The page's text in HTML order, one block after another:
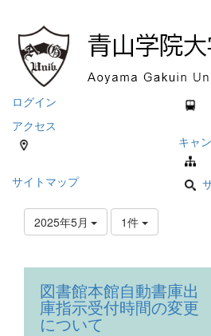
ログイン
アクセス
キャ
サイトマップ
2025年5月 1件
図書館本館自動書庫出
庫指示受付時間の変更
について